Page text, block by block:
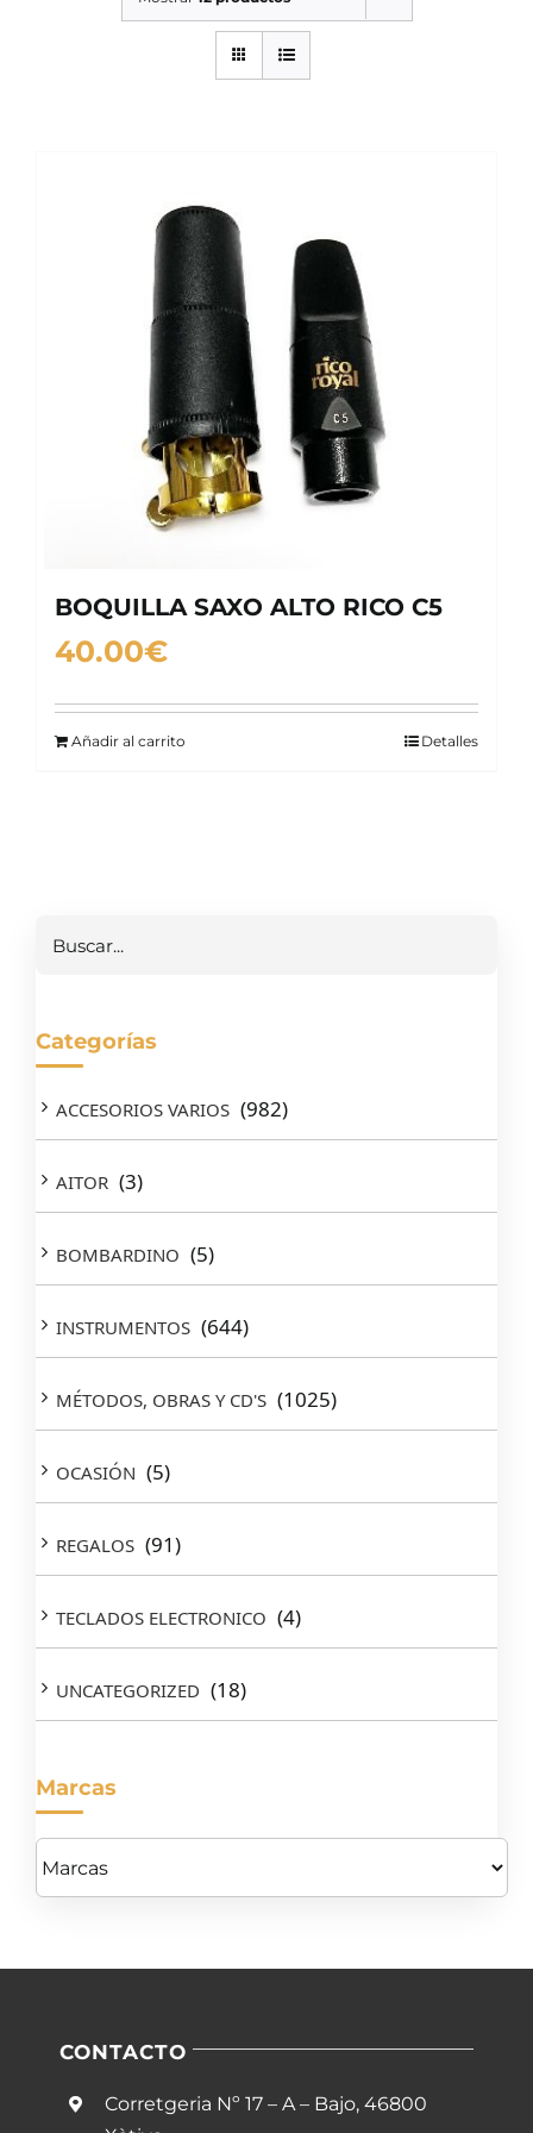
SERVICIOS TALLER
BOQUILLA SAXO ALTO RICO C5
40.00€
Añadir al carrito Detalles
Categorías
ACCESORIOS VARIOS (982)
AITOR (3)
BOMBARDINO (5)
INSTRUMENTOS (644)
MÉTODOS, OBRAS Y CD'S (1025)
OCASIÓN (5)
REGALOS (91)
TECLADOS ELECTRONICO (4)
UNCATEGORIZED (18)
Marcas
CONTACTO
Corretgeria Nº 17 – A – Bajo, 46800